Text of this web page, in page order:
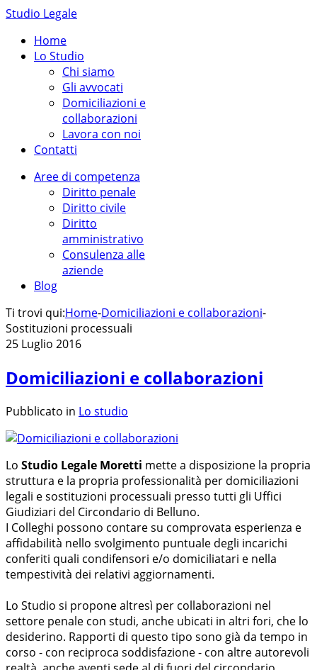
Studio Legale
Home
Lo Studio
Chi siamo
Gli avvocati
Domiciliazioni e
collaborazioni
Lavora con noi
Contatti
Aree di competenza
Diritto penale
Diritto civile
Diritto
amministrativo
Consulenza alle
aziende
Blog
Ti trovi qui:Home-Domiciliazioni e collaborazioni-
Sostituzioni processuali
25 Luglio 2016
Domiciliazioni e collaborazioni
Pubblicato in Lo studio
Lo Studio Legale Moretti mette a disposizione la propria
struttura e la propria professionalità per domiciliazioni
legali e sostituzioni processuali presso tutti gli Uffici
Giudiziari del Circondario di Belluno.
I Colleghi possono contare su comprovata esperienza e
affidabilità nello svolgimento puntuale degli incarichi
conferiti quali condifensori e/o domiciliatari e nella
tempestività dei relativi aggiornamenti.
Lo Studio si propone altresì per collaborazioni nel
settore penale con studi, anche ubicati in altri fori, che lo
desiderino. Rapporti di questo tipo sono già da tempo in
corso - con reciproca soddisfazione - con altre autorevoli